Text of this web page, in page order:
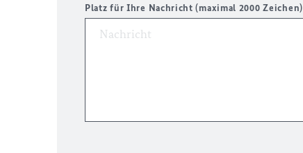
Platz für Ihre Nachricht (maximal 2000 Zeichen)